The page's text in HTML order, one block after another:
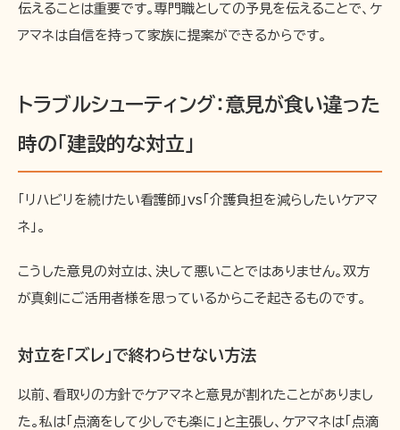
伝えることは重要です。専門職としての予見を伝えることで、ケ
アマネは自信を持って家族に提案ができるからです。
トラブルシューティング：意見が食い違った
時の「建設的な対立」
「リハビリを続けたい看護師」vs「介護負担を減らしたいケアマ
ネ」。
こうした意見の対立は、決して悪いことではありません。双方
が真剣にご活用者様を思っているからこそ起きるものです。
対立を「ズレ」で終わらせない方法
以前、看取りの方針でケアマネと意見が割れたことがありまし
た。私は「点滴をして少しでも楽に」と主張し、ケアマネは「点滴